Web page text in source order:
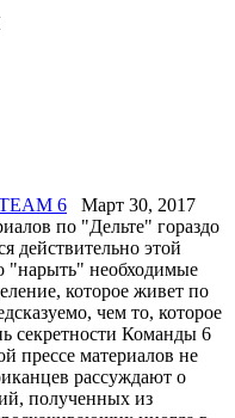
6
Март 30, 2017
по "Дельте" гораздо
действительно этой
"нарыть" необходимые
которое живет по
чем то, которое
секретности Команды 6
прессе материалов не
рассуждают о
полученных из